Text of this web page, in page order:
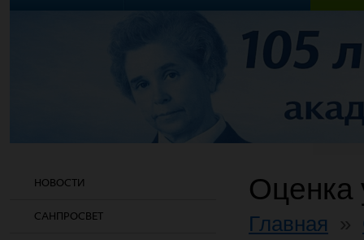
НОВОСТИ
САНПРОСВЕТ
Оценка
Главная